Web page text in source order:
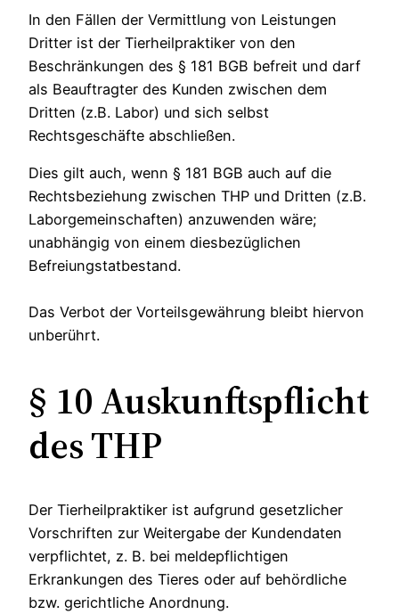
In den Fällen der Vermittlung von Leistungen
Dritter ist der Tierheilpraktiker von den
Beschränkungen des § 181 BGB befreit und darf
als Beauftragter des Kunden zwischen dem
Dritten (z.B. Labor) und sich selbst
Rechtsgeschäfte abschließen.
Dies gilt auch, wenn § 181 BGB auch auf die
Rechtsbeziehung zwischen THP und Dritten (z.B.
Laborgemeinschaften) anzuwenden wäre;
unabhängig von einem diesbezüglichen
Befreiungstatbestand.
Das Verbot der Vorteilsgewährung bleibt hiervon
unberührt.
§ 10 Auskunftspflicht
des THP
Der Tierheilpraktiker ist aufgrund gesetzlicher
Vorschriften zur Weitergabe der Kundendaten
verpflichtet, z. B. bei meldepflichtigen
Erkrankungen des Tieres oder auf behördliche
bzw. gerichtliche Anordnung.